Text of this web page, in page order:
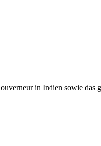
in Indien sowie das